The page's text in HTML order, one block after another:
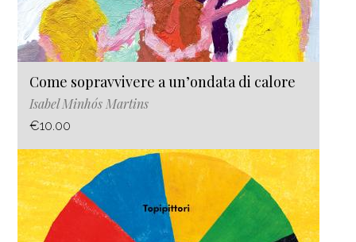
Come sopravvivere a un’ondata di calore
Isabel Minhós Martins
€10.00